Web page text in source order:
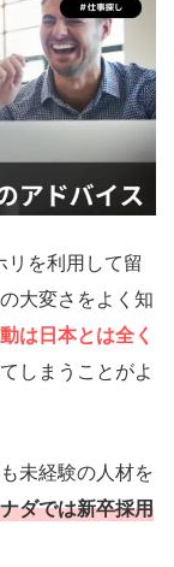
を利用して留
大変さをよく知
は日本とは全く
しまうことがよ
未経験の人材を
ダでは新卒採用